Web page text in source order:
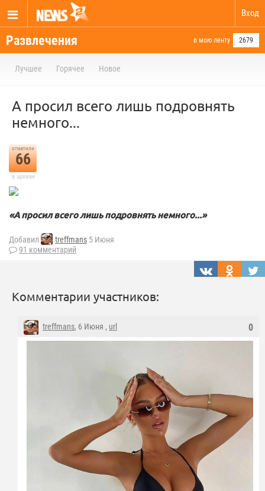
Вход
Развлечения в мою ленту 2679
Лучшее Горячее Новое
А просил всего лишь подровнять
немного...
отметили
66
в архиве
«А просил всего лишь подровнять немного...»
Добавил treffmans 5 Июня
91 комментарий
Комментарии участников:
0
treffmans, 6 Июня , url